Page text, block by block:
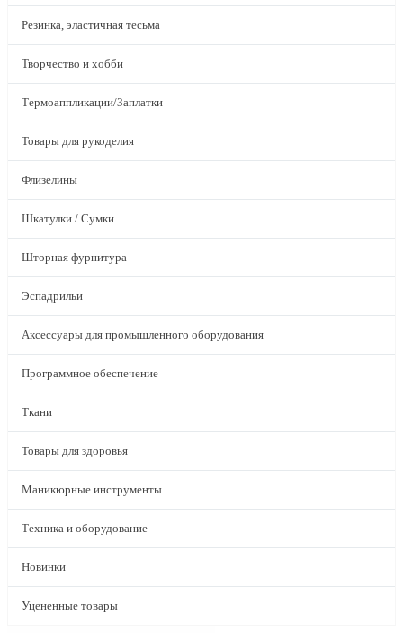
Резинка, эластичная тесьма
Творчество и хобби
Термоаппликации/Заплатки
Товары для рукоделия
Флизелины
Шкатулки / Сумки
Шторная фурнитура
Эспадрильи
Аксессуары для промышленного оборудования
Программное обеспечение
Ткани
Товары для здоровья
Маникюрные инструменты
Техника и оборудование
Новинки
Уцененные товары